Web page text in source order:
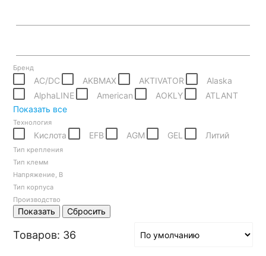
Бренд
AC/DC AKBMAX AKTIVATOR
Alaska
AlphaLINE
American AOKLY
ATLANT
Показать все
Технология
Кислота EFB AGM GEL Литий
Тип крепления
Тип клемм
Напряжение, В
Тип корпуса
Производство
Показать Сбросить
Товаров: 36